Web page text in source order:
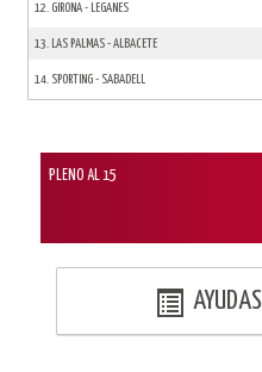
12. GIRONA - LEGANES
13. LAS PALMAS - ALBACETE
14. SPORTING - SABADELL
PLENO AL 15